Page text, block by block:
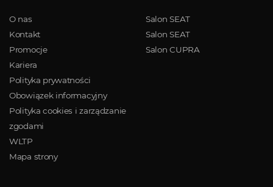
O nas
Kontakt
Promocje
Kariera
Polityka prywatności
Obowiązek informacyjny
Polityka cookies i zarządzanie
zgodami
WLTP
Mapa strony
Salon SEAT
Salon SEAT
Salon CUPRA